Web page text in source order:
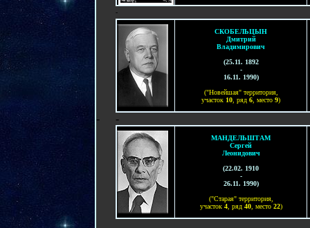
-
СКОБЕЛЬЦЫН
Дмитрий
Владимирович
(25.11. 1892
-
16.11. 1990)
("Новейшая" территория,
участок 10, ряд 6, место 9)
- -
МАНДЕЛЬШТАМ
Сергей
Леонидович
(22.02. 1910
-
26.11. 1990)
("Старая" территория,
участок 4, ряд 40, место 22)